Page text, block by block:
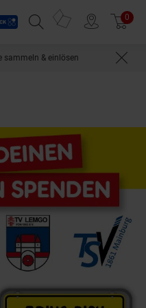
Suchfeld einblenden
Prospekte 0
sammeln & einlösen